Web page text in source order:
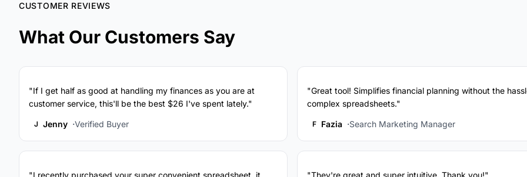
CUSTOMER REVIEWS
What Our Customers Say
"If I get half as good at handling my finances as you are at
customer service, this'll be the best $26 I've spent lately."
J Jenny Verified Buyer
"Great tool! Simplifies financial planning without the
complex spreadsheets."
F Fazia Search Marketing Manager